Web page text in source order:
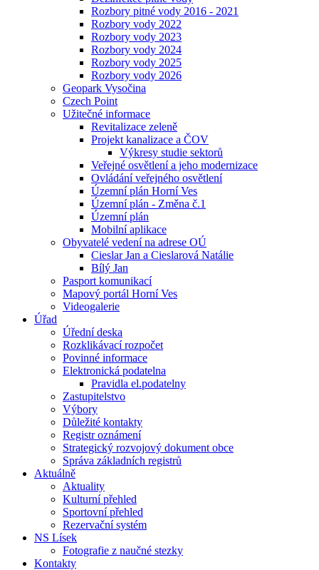
Rozbory pitné vody 2016 - 2021
Rozbory vody 2022
Rozbory vody 2023
Rozbory vody 2024
Rozbory vody 2025
Rozbory vody 2026
Geopark Vysočina
Czech Point
Užitečné informace
Revitalizace zeleně
Projekt kanalizace a ČOV
Výkresy studie sektorů
Veřejné osvětlení a jeho modernizace
Ovládání veřejného osvětlení
Územní plán Horní Ves
Územní plán - Změna č.1
Územní plán
Mobilní aplikace
Obyvatelé vedení na adrese OÚ
Cieslar Jan a Cieslarová Natálie
Bílý Jan
Pasport komunikací
Mapový portál Horní Ves
Videogalerie
Úřad
Úřední deska
Rozklikávací rozpočet
Povinné informace
Elektronická podatelna
Pravidla el.podatelny
Zastupitelstvo
Výbory
Důležité kontakty
Registr oznámení
Strategický rozvojový dokument obce
Správa základních registrů
Aktuálně
Aktuality
Kulturní přehled
Sportovní přehled
Rezervační systém
NS Lísek
Fotografie z naučné stezky
Kontakty